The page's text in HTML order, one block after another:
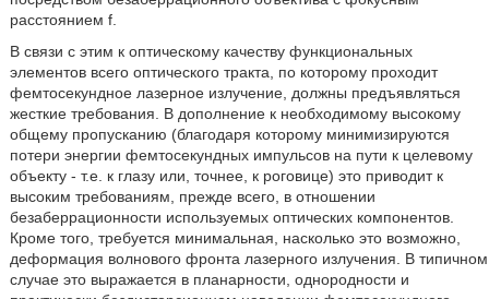
расстоянием f.
В связи с этим к оптическому качеству функциональных
элементов всего оптического тракта, по которому проходит
фемтосекундное лазерное излучение, должны предъявляться
жесткие требования. В дополнение к необходимому высокому
общему пропусканию (благодаря которому минимизируются
потери энергии фемтосекундных импульсов на пути к целевому
объекту - т.е. к глазу или, точнее, к роговице) это приводит к
высоким требованиям, прежде всего, в отношении
безаберрационности используемых оптических компонентов.
Кроме того, требуется минимальная, насколько это возможно,
деформация волнового фронта лазерного излучения. В типичном
случае это выражается в планарности, однородности и